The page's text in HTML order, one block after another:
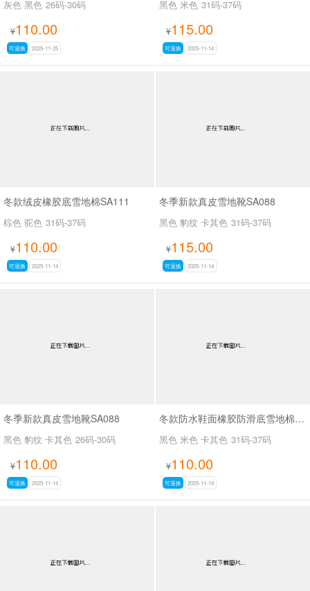
灰色 黑色 26码-30码
¥110.00
可退换 2025-11-25
黑色 米色 31码-37码
¥115.00
可退换 2025-11-14
冬款绒皮橡胶底雪地棉SA111
棕色 驼色 31码-37码
¥110.00
可退换 2025-11-14
冬季新款真皮雪地靴SA088
黑色 豹纹 卡其色 31码-37码
¥115.00
可退换 2025-11-14
冬季新款真皮雪地靴SA088
黑色 豹纹 卡其色 26码-30码
¥110.00
可退换 2025-11-14
冬款防水鞋面橡胶防滑底雪地棉SA111
黑色 米色 卡其色 31码-37码
¥110.00
可退换 2025-11-14